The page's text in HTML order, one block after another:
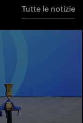
Tutte le notizie